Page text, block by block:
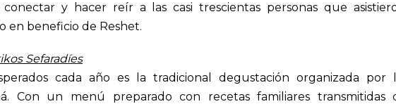
conectar y hacer reír a las casi trescientas personas que
en beneficio de Reshet.
Sefaradíes
cada año es la tradicional degustación organizada por
Con un menú preparado con recetas familiares transmitidas